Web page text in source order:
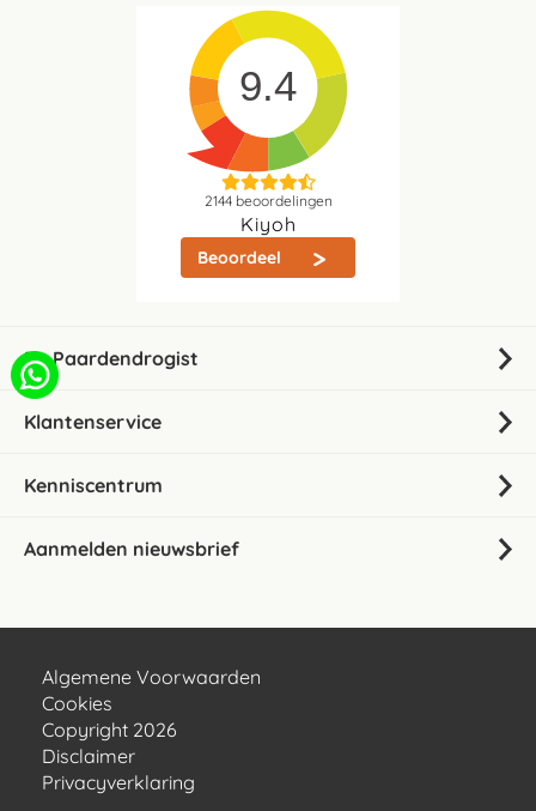
9.4
2144beoordelingen
Kiyoh
Beoordeel
De Paardendrogist
Klantenservice
Kenniscentrum
Aanmelden nieuwsbrief
Algemene Voorwaarden
Cookies
Copyright 2026
Disclaimer
Privacyverklaring